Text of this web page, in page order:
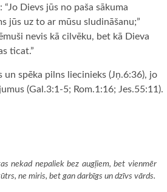
Dievs jūs no paša sākuma
jūs uz to ar mūsu sludināšanu;”
nevis kā cilvēku, bet kā Dieva
ticat.”
un spēka pilns liecinieks (Jņ.6:36), jo
(Gal.3:1-5; Rom.1:16; Jes.55:11).
nekad nepaliek bez augļiem, bet vienmēr
ne miris, bet gan darbīgs un dzīvs vārds.